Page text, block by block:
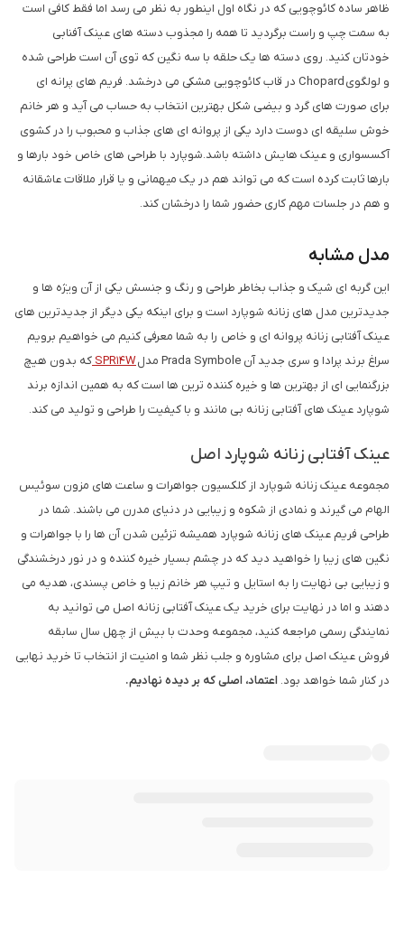
ظاهر ساده کائوچویی که در نگاه اول اینطور به نظر می رسد اما فقط کافی است
به سمت چپ و راست برگردید تا همه را مجذوب دسته های عینک آفنابی
خودتان کنید. روی دسته ها یک حلقه با سه نگین که توی آن است طراحی شده
و لولگوی Chopard در قاب کائوچویی مشکی می درخشد. فریم های پرانه ای
برای صورت های گرد و بیضی شکل بهترین انتخاب به حساب می آید و هر خانم
خوش سلیقه ای دوست دارد یکی از پروانه ای های جذاب و محبوب را در کشوی
آکسسواری و عینک هایش داشته باشد.شوپارد با طراحی های خاص خود بارها و
بارها ثابت کرده است که می تواند هم در یک میهمانی و یا قرار ملاقات عاشقانه
و هم در جلسات مهم کاری حضور شما را درخشان کند.
مدل مشابه
این گربه ای شیک و جذاب بخاطر طراحی و رنگ و جنسش یکی از آن ویژه ها و
جدیدترین مدل های زنانه شوپارد است و برای اینکه یکی دیگر از جدیدترین های
عینک آفتابی زنانه پروانه ای و خاص را به شما معرفی کنیم می خواهیم برویم
سراغ برند پرادا و سری جدید آن Prada Symbole مدل
SPR14Wکه بدون هیچ
بزرگنمایی ای از بهترین ها و خیره کننده ترین ها است که به همین اندازه برند
شوپارد عینک های آفتابی زنانه بی مانند و با کیفیت را طراحی و تولید می کند.
عینک آفتابی زنانه شوپارد اصل
مجموعه عینک زنانه شوپارد از کلکسیون جواهرات و ساعت های مزون سوئیس
الهام می گیرند و نمادی از شکوه و زیبایی در دنیای مدرن می باشند. شما در
طراحی فریم عینک های زنانه شوپارد همیشه تزئین شدن آن ها را با جواهرات و
نگین های زیبا را خواهید دید که در چشم بسیار خیره کننده و در نور درخشندگی
و زیبایی بی نهایت را به استایل و تیپ هر خانم زیبا و خاص پسندی، هدیه می
دهند و اما در نهایت برای خرید یک عینک آفتابی زنانه اصل می توانید به
نمایندگی رسمی مراجعه کنید، مجموعه وحدت با بیش از چهل سال سابقه
فروش عینک اصل برای مشاوره و جلب نظر شما و امنیت از انتخاب تا خرید نهایی
در کنار شما خواهد بود. اعتماد، اصلی که بر دیده نهادیم.